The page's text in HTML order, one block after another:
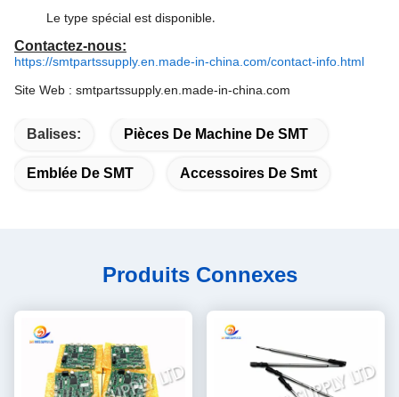
Le type spécial est disponible.
Contactez-nous:
https://smtpartssupply.en.made-in-china.com/contact-info.html
Site Web : smtpartssupply.en.made-in-china.com
Balises: Pièces De Machine De SMT
Emblée De SMT Accessoires De Smt
Produits Connexes